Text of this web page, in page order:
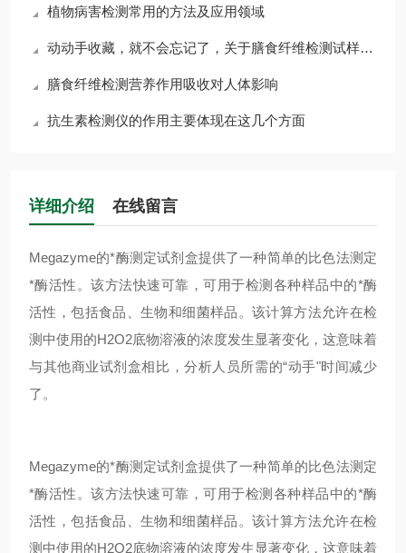
植物病害检测常用的方法及应用领域
动动手收藏，就不会忘记了，关于膳食纤维检测试样的操作流程
膳食纤维检测营养作用吸收对人体影响
抗生素检测仪的作用主要体现在这几个方面
详细介绍 在线留言
Megazyme的*酶测定试剂盒提供了一种简单的比色法测定
*酶活性。该方法快速可靠，可用于检测各种样品中的*酶
活性，包括食品、生物和细菌样品。该计算方法允许在检
测中使用的H2O2底物溶液的浓度发生显著变化，这意味着
与其他商业试剂盒相比，分析人员所需的“动手"时间减少
了。
Megazyme的*酶测定试剂盒提供了一种简单的比色法测定
*酶活性。该方法快速可靠，可用于检测各种样品中的*酶
活性，包括食品、生物和细菌样品。该计算方法允许在检
测中使用的H2O2底物溶液的浓度发生显著变化，这意味着